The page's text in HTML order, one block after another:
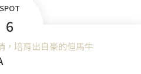
SPOT
6
，培育出自豪的但馬牛